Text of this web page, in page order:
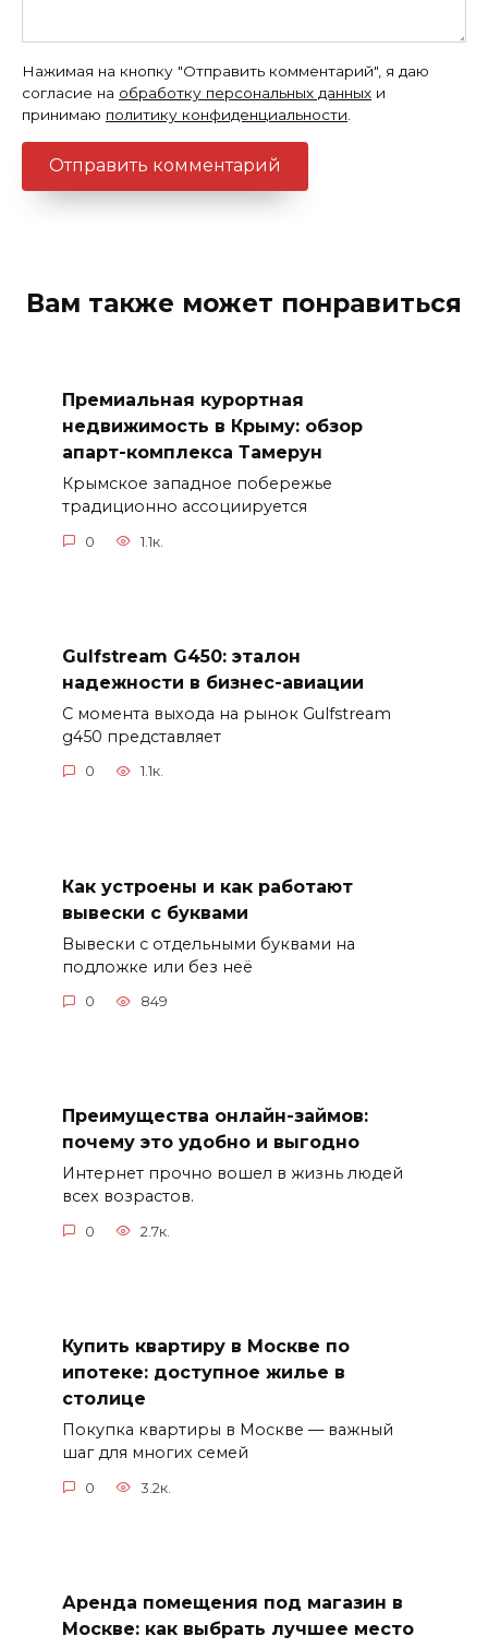
Нажимая на кнопку "Отправить комментарий", я даю
согласие на обработку персональных данных и
принимаю политику конфиденциальности
Вам также может понравиться
Премиальная курортная
недвижимость в Крыму: обзор
апарт-комплекса Тамерун
Крымское западное побережье
традиционно ассоциируется
0 1.1к.
Gulfstream G450: эталон
надежности в бизнес-авиации
С момента выхода на рынок Gulfstream
g450 представляет
0 1.1к.
Как устроены и как работают
вывески с буквами
Вывески с отдельными буквами на
подложке или без неё
0 849
Преимущества онлайн-займов:
почему это удобно и выгодно
Интернет прочно вошел в жизнь людей
всех возрастов.
0 2.7к.
Купить квартиру в Москве по
ипотеке: доступное жилье в
столице
Покупка квартиры в Москве — важный
шаг для многих семей
0 3.2к.
Аренда помещения под магазин в
Москве: как выбрать лучшее место